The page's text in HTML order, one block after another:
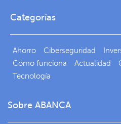
Categorías
Ahorro Ciberseguridad
Cómo funciona
Actualidad
Tecnología
Sobre ABANCA